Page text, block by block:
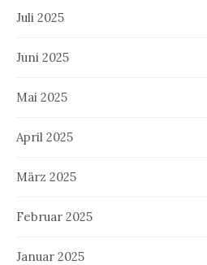
Juli 2025
Juni 2025
Mai 2025
April 2025
März 2025
Februar 2025
Januar 2025